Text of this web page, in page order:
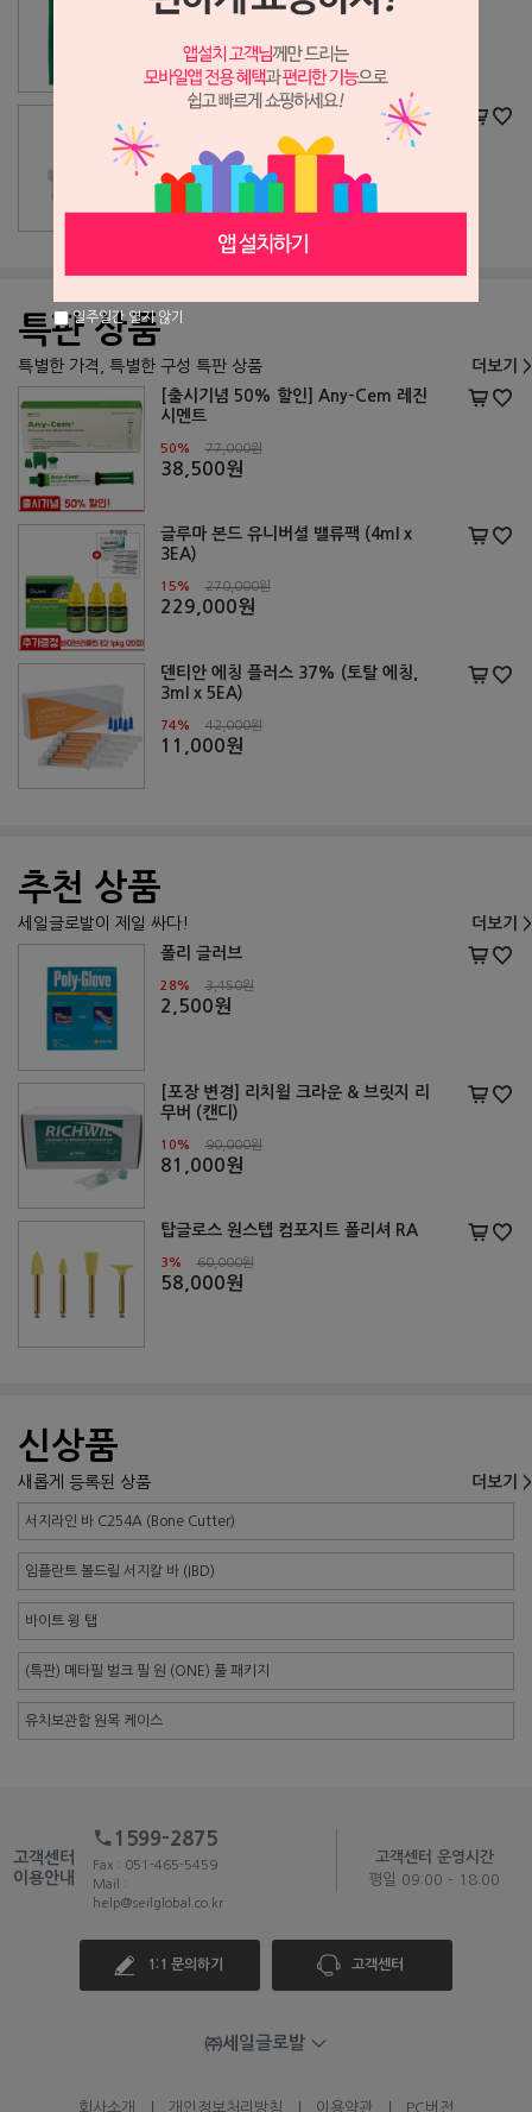
5% 15,000원
덴티안 근관주입 팁 커브형
17% 18,000원
15,000원
특판 상품
특별한 가격, 특별한 구성 특판 상품
더보기 >
[출시기념 50% 할인] Any-Cem 레진
시멘트
50% 77,000원
38,500원
글루마 본드 유니버셜 밸류팩 (4ml x
3EA)
15% 270,000원
229,000원
덴티안 에칭 플러스 37% (토탈 에칭,
3ml x 5EA)
74% 42,000원
11,000원
추천 상품
세일글로발이 제일 싸다!
더보기 >
폴리 글러브
28% 3,450원
2,500원
[포장 변경] 리치윌 크라운 & 브릿지 리
무버 (캔디)
10% 90,000원
81,000원
탑글로스 원스텝 컴포지트 폴리셔 RA
3% 60,000원
58,000원
신상품
새롭게 등록된 상품 더보기 >
서지라인 바 C254A (Bone Cutter)
임플란트 볼드릴 서지칼 바 (IBD)
바이트 윙 탭
(특판) 메타필 벌크 필 원 (ONE) 풀 패키지
유치보관함 원목 케이스
고객센터
이용안내
1599-2875
Fax : 051-465-5459
Mail :
help@seilglobal.co.kr
고객센터 운영시간
평일 09:00 - 18:00
1:1 문의하기 고객센터
㈜세일글로발
회사소개 개인정보처리방침 이용약관 PC버전
일주일간 열지 않기